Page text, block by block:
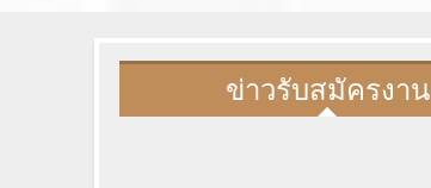
ข่าวรับสมัครงาน